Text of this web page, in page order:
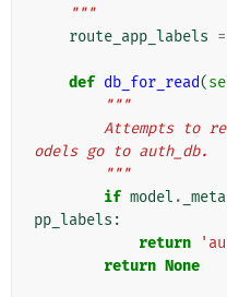
    """
route_app_labels =
def db_for_read(
"""
odels go to auth_db.
        """
if model . _meta
pp_labels :
return
return None